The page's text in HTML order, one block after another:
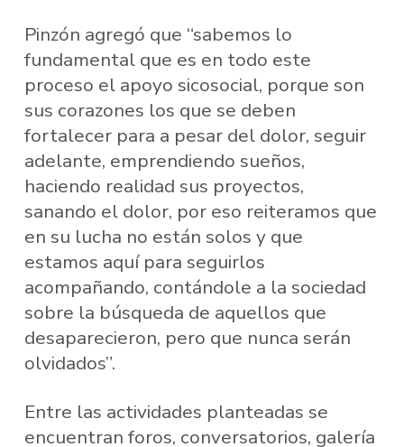
Pinzón agregó que “sabemos lo
fundamental que es en todo este
proceso el apoyo sicosocial, porque son
sus corazones los que se deben
fortalecer para a pesar del dolor, seguir
adelante, emprendiendo sueños,
haciendo realidad sus proyectos,
sanando el dolor, por eso reiteramos que
en su lucha no están solos y que
estamos aquí para seguirlos
acompañando, contándole a la sociedad
sobre la búsqueda de aquellos que
desaparecieron, pero que nunca serán
olvidados”.
Entre las actividades planteadas se
encuentran foros, conversatorios, galería